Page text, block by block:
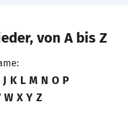
von A bis Z
J K L M N O P
W X Y Z